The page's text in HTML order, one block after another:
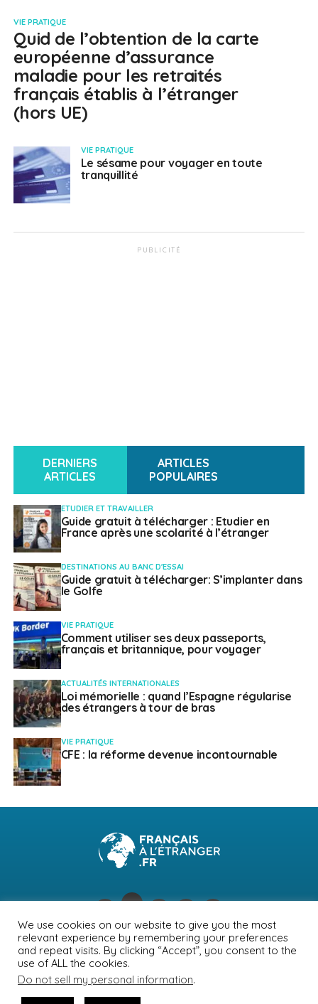
VIE PRATIQUE
Quid de l’obtention de la carte
européenne d’assurance
maladie pour les retraités
français établis à l’étranger
(hors UE)
VIE PRATIQUE
Le sésame pour voyager en toute
tranquillité
PUBLICITÉ
DERNIERS
ARTICLES
ARTICLES
POPULAIRES
ETUDIER ET TRAVAILLER
Guide gratuit à télécharger : Etudier en
France après une scolarité à l’étranger
DESTINATIONS AU BANC D'ESSAI
Guide gratuit à télécharger: S’implanter dans
le Golfe
VIE PRATIQUE
Comment utiliser ses deux passeports,
français et britannique, pour voyager
ACTUALITÉS INTERNATIONALES
Loi mémorielle : quand l’Espagne régularise
des étrangers à tour de bras
VIE PRATIQUE
CFE : la réforme devenue incontournable
NEWSLETTER PUBLICITÉ CONTACTS
MENTIONS LÉGALES
POLITIQUE DE CONFIDENTIALITÉ
We use cookies on our website to give you the most
relevant experience by remembering your preferences
and repeat visits. By clicking “Accept”, you consent to the
use of ALL the cookies.
Do not sell my personal information.